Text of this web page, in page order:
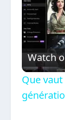
Watch
Que